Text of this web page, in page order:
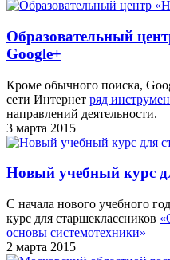
Образовательный
Google+
Кроме обычного поиска,
сети Интернет ряд
направлений деятельности.
3 марта 2015
Новый учебный курс
С начала нового учебного
курс для старшеклассников
основы системотехники»
2 марта 2015